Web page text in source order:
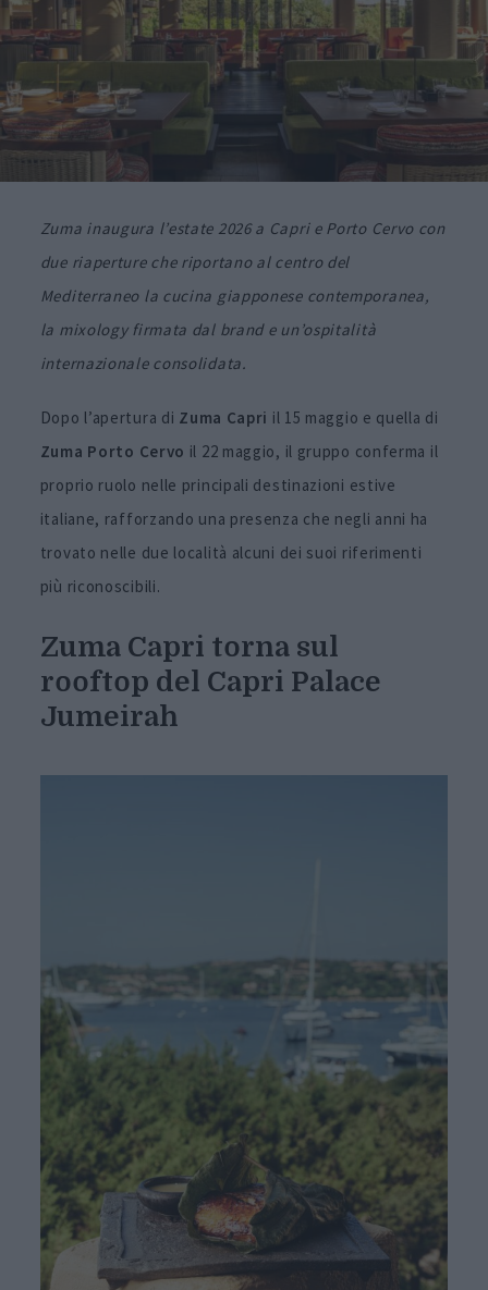
Zuma inaugura l’estate 2026 a Capri e Porto Cervo con
due riaperture che riportano al centro del
Mediterraneo la cucina giapponese contemporanea,
la mixology firmata dal brand e un’ospitalità
internazionale consolidata.
Dopo l’apertura di Zuma Capri il 15 maggio e quella di
Zuma Porto Cervo il 22 maggio, il gruppo conferma il
proprio ruolo nelle principali destinazioni estive
italiane, rafforzando una presenza che negli anni ha
trovato nelle due località alcuni dei suoi riferimenti
più riconoscibili.
Zuma Capri torna sul
rooftop del Capri Palace
Jumeirah